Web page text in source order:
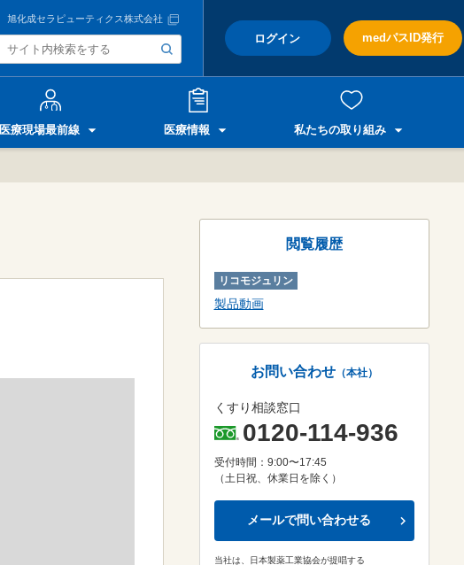
旭化成セラピューティクス株式会社
ログイン medパスID発行
医療現場最前線 医療情報 私たちの取り組み
閲覧履歴
リコモジュリン
製品動画
お問い合わせ（本社）
くすり相談窓口
0120-114-936
受付時間：9:00〜17:45
（土日祝、休業日を除く）
メールで問い合わせる
当社は、日本製薬工業協会が提唱する